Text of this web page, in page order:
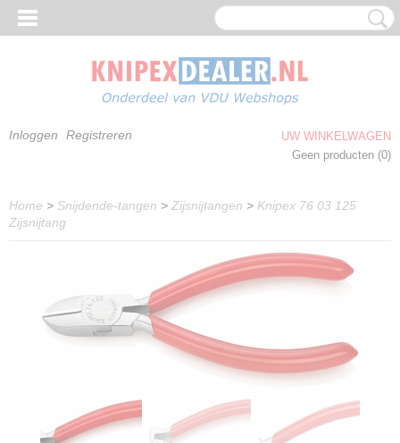
Inloggen Registreren
UW WINKELWAGEN
Geen producten (0)
Home > Snijdende-tangen > Zijsnijtangen > Knipex 76 03 125
Zijsnijtang